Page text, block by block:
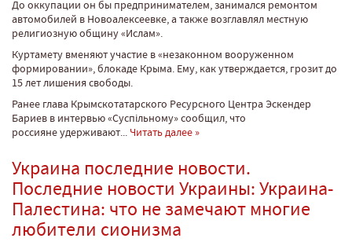
До оккупации он бы предпринимателем, занимался ремонтом
автомобилей в Новоалексеевке, а также возглавлял местную
религиозную общину «Ислам».
Куртамету вменяют участие в «незаконном вооруженном
формировании», блокаде Крыма. Ему, как утверждается, грозит до
15 лет лишения свободы.
Ранее глава Крымскотатарского Ресурсного Центра Эскендер
Бариев в интервью «Суспільному» сообщил, что
россияне удерживают... Читать далее »
Украина последние новости.
Последние новости Украины: Украина-
Палестина: что не замечают многие
любители сионизма